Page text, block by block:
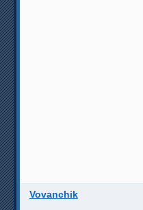
Vovanchik